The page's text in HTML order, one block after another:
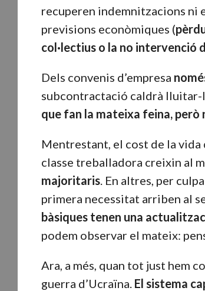
recuperen indemnitzacions ni
previsions econòmiques (
col·lectius o la no intervenció
Dels convenis d’empresa
subcontractació caldrà lluitar-
que fan la mateixa feina, però
Mentrestant, el cost de la
classe treballadora creixin al
majoritaris. En altres, per
primera necessitat arriben al
bàsiques tenen una
podem observar el mateix:
Ara, a més, quan tot just hem
guerra d’Ucraïna. El sistema